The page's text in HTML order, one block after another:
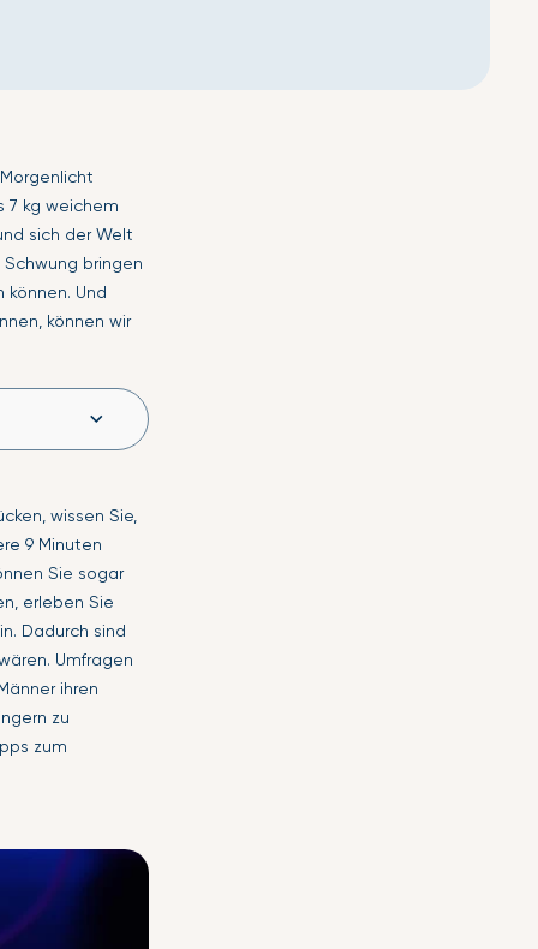
7 kg weichem
sich der Welt
bringen
Und
können wir
wissen Sie,
9 Minuten
Sie sogar
erleben Sie
Dadurch sind
Umfragen
ihren
zu
zum